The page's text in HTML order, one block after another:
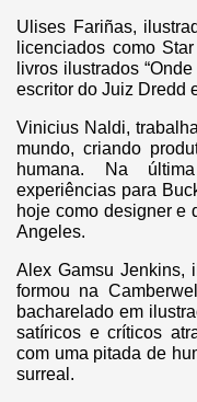
Ulises Fariñas,
licenciados como
livros ilustrados
escritor do Juiz Dredd
Vinicius Naldi,
mundo, criando
humana. Na
experiências para
hoje como designer e
Angeles.
Alex Gamsu Jenkins,
formou na
bacharelado em
satíricos e críticos
com uma pitada de
surreal.